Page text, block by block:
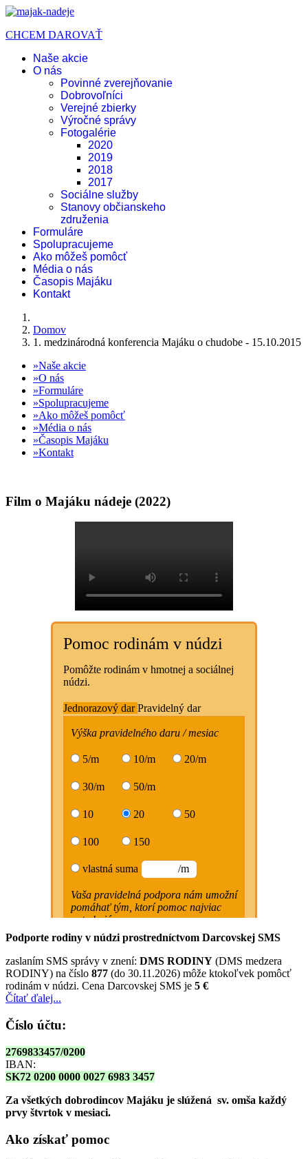
CHCEM DAROVAŤ
Naše akcie
O nás
Povinné zverejňovanie
Dobrovoľníci
Verejné zbierky
Výročné správy
Fotogalérie
2020
2019
2018
2017
Sociálne služby
Stanovy občianskeho
združenia
Formuláre
Spolupracujeme
Ako môžeš pomôcť
Média o nás
Časopis Majáku
Kontakt
Domov
1. medzinárodná konferencia Majáku o chudobe - 15.10.2015
Naše akcie
O nás
Formuláre
Spolupracujeme
Ako môžeš pomôcť
Média o nás
Časopis Majáku
Kontakt
Film o Majáku nádeje (2022)
Podporte rodiny v núdzi prostredníctvom Darcovskej SMS
zaslaním SMS správy v znení: DMS RODINY (DMS medzera
RODINY) na číslo 877 (do 30.11.2026) môže ktokoľvek pomôcť
rodinám v núdzi. Cena Darcovskej SMS je 5 €
Čítať ďalej...
Číslo účtu:
2769833457/0200
IBAN:
SK72 0200 0000 0027 6983 3457
Za všetkých dobrodincov Majáku je slúžená sv. omša každý
prvy štvrtok v mesiaci.
Ako získať pomoc